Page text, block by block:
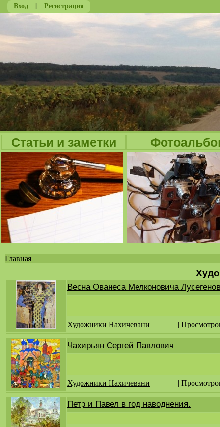
Вход | Регистрация
Статьи и заметки
здесь
Главная
Весна Ованеса Мелконовича
Художники Нахичевани |
Чахирьян Сергей Павлович
Художники Нахичевани |
Петр и Павел в год наводнения.